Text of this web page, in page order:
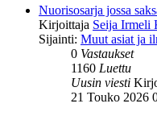
Nuorisosarja jossa
Kirjoittaja Seija Irmeli
Sijainti: Muut asiat ja
0 Vastaukset
1160 Luettu
Uusin viesti
21 Touko 2026